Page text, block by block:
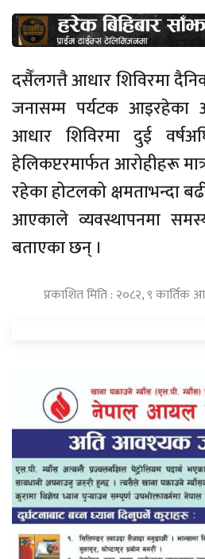
दसैँलगत्तै आधार शिविरमा
जनासम्म पर्यटक आइरहेका
आधार शिविरमा दुई
हेलिकप्टरमार्फत आरोहीहरू
रहेका होटलको क्षमताभन्दा
आएकाले व्यवस्थापनमा
बताएका छन् ।
प्रकाशित मिति : २०८२, ९